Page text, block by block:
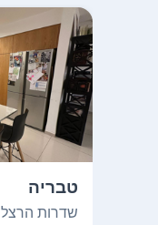
טבריה
שדרות הרצל 19